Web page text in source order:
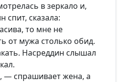
в зеркало и,
спит, сказала:
то мне не
от мужа столько обид.
Насреддин слышал
— спрашивает жена, а